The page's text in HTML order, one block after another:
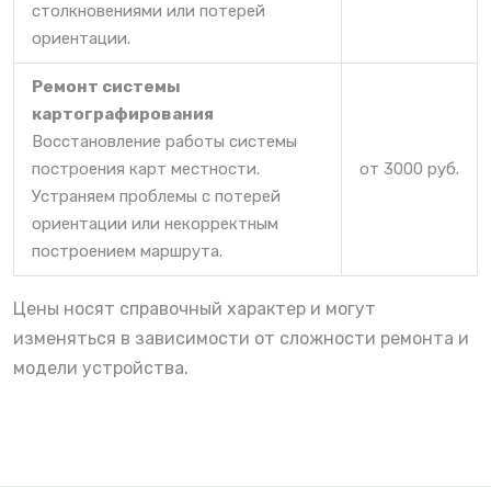
столкновениями или потерей
ориентации.
Ремонт системы
картографирования
Восстановление работы системы
построения карт местности.
Устраняем проблемы с потерей
ориентации или некорректным
построением маршрута.
от 3000 руб.
Цены носят справочный характер и могут
изменяться в зависимости от сложности ремонта и
модели устройства.